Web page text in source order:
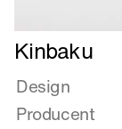
Læs
mere
om
Kinbaku
Kinbaku
Design
Producent